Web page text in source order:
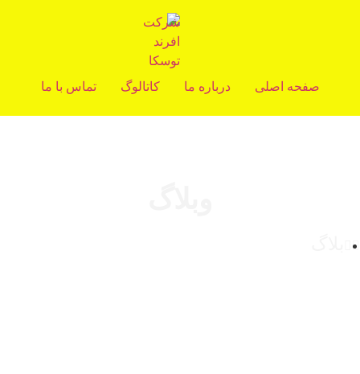
صفحه اصلی درباره ما کاتالوگ تماس با ما